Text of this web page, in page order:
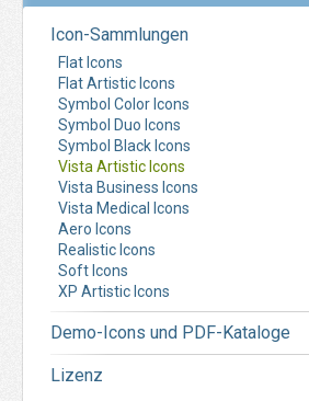
Icon-Sammlungen
Flat Icons
Flat Artistic Icons
Symbol Color Icons
Symbol Duo Icons
Symbol Black Icons
Vista Artistic Icons
Vista Business Icons
Vista Medical Icons
Aero Icons
Realistic Icons
Soft Icons
XP Artistic Icons
Demo-Icons und PDF-Kataloge
Lizenz